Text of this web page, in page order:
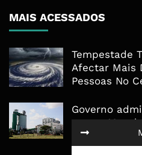
MAIS ACESSADOS
Tempestade
Afectar Mais
Pessoas No
Governo
para a Mozal
operações